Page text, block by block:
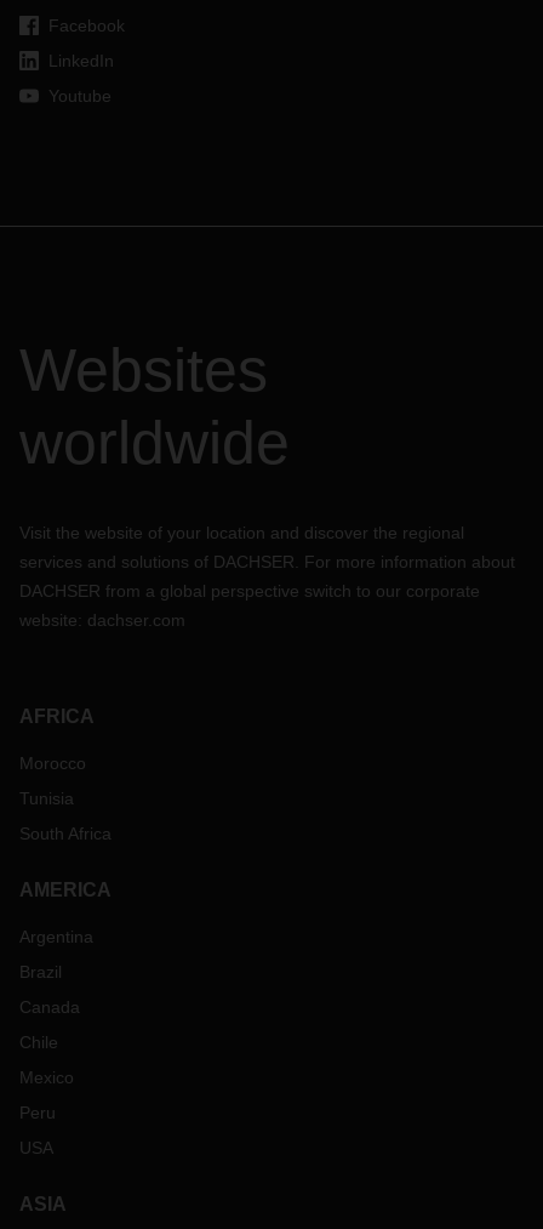
Facebook
LinkedIn
Youtube
Websites
worldwide
Visit the website of your location and discover the regional
services and solutions of DACHSER. For more information about
DACHSER from a global perspective switch to our corporate
website: dachser.com
AFRICA
Morocco
Tunisia
South Africa
AMERICA
Argentina
Brazil
Canada
Chile
Mexico
Peru
USA
ASIA